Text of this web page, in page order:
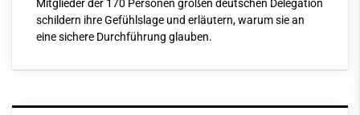
Mitglieder der 170 Personen großen deutschen Delegation
schildern ihre Gefühlslage und erläutern, warum sie an
eine sichere Durchführung glauben.